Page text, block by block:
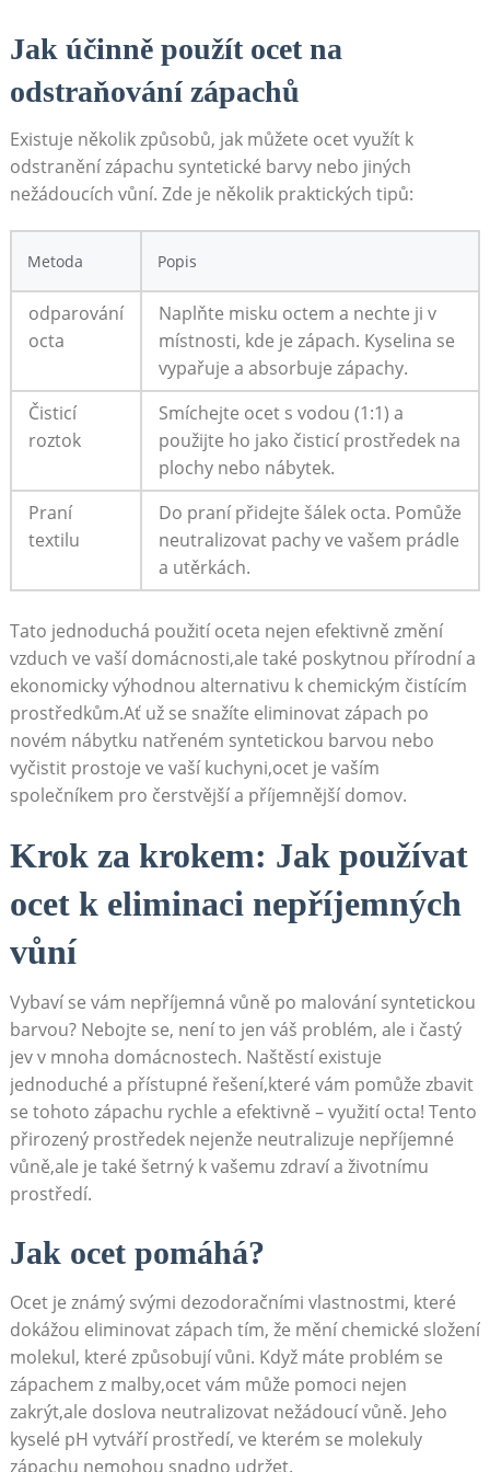
Jak účinně použít ocet na
odstraňování zápachů
Existuje ‌několik způsobů, ⁣jak ‌můžete ⁣ocet ⁢využít k
odstranění zápachu syntetické⁢ barvy⁤ nebo jiných
nežádoucích⁤ vůní. Zde je několik ⁢praktických tipů:
Metoda Popis
odparování
octa
Naplňte misku octem a nechte​ ji v
místnosti, kde je zápach. Kyselina se
vypařuje a⁤ absorbuje zápachy.
Čisticí
⁣roztok
Smíchejte ocet s vodou (1:1) a
použijte⁣ ho‍ jako čisticí prostředek na⁢
plochy ⁢nebo nábytek.
Praní
textilu
Do praní přidejte šálek octa. Pomůže
neutralizovat ⁢pachy ve vašem prádle
a⁤ utěrkách.
Tato jednoduchá použití ⁤oceta nejen efektivně ⁣změní
vzduch ve vaší domácnosti,ale ⁣také poskytnou⁢ přírodní‍ a​
ekonomicky‌ výhodnou alternativu k ‍chemickým čistícím
prostředkům.Ať‌ už se snažíte eliminovat zápach​ po
novém ⁤nábytku natřeném⁤ syntetickou barvou‍ nebo
vyčistit prostoje⁢ ve vaší ‍kuchyni,ocet ‌je⁤ vaším⁤
společníkem pro​ čerstvější a příjemnější domov.
Krok ⁣za krokem: Jak používat
ocet k eliminaci nepříjemných
vůní
Vybaví se vám nepříjemná vůně⁤ po‌ malování syntetickou
barvou? Nebojte se, není to ​jen váš problém, ale i častý
jev v mnoha⁣ domácnostech. Naštěstí ⁣existuje
jednoduché a přístupné řešení,které vám pomůže zbavit
se tohoto zápachu rychle a​ efektivně – využití ⁤octa!⁢ Tento​
přirozený ⁤prostředek ⁣nejenže neutralizuje nepříjemné
vůně,ale je také šetrný ⁢k ​vašemu zdraví‍ a životnímu ​
prostředí.
Jak ocet pomáhá?
Ocet je známý svými‍ dezodoračními vlastnostmi,‍ které
dokážou eliminovat ⁣zápach tím, ⁣že mění chemické složení
molekul, které ⁤způsobují⁤ vůni. Když máte problém se
zápachem z malby,ocet⁣ vám může‍ pomoci nejen
zakrýt,ale doslova neutralizovat​ nežádoucí vůně.‌ Jeho
kyselé pH vytváří⁢ prostředí, ve kterém se molekuly
zápachu nemohou⁤ snadno udržet.